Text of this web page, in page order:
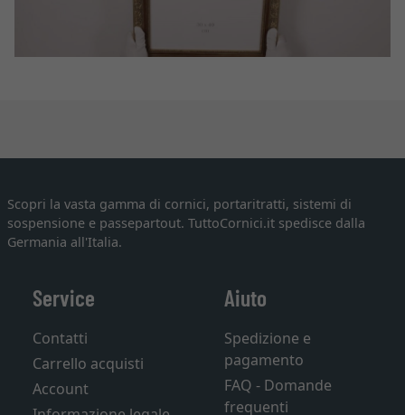
Scopri la vasta gamma di cornici, portaritratti, sistemi di
sospensione e passepartout. TuttoCornici.it spedisce dalla
Germania all'Italia.
Service
Contatti
Carrello acquisti
Account
Aiuto
Spedizione e
pagamento
FAQ - Domande
frequenti